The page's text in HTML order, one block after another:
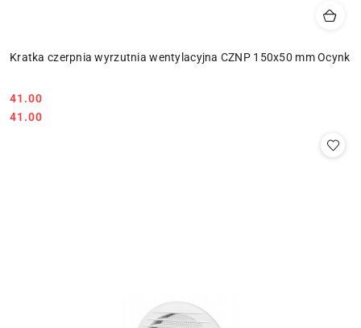
Kratka czerpnia wyrzutnia wentylacyjna CZNP 150x50 mm Ocynk
Cena:
41.00
Cena:
41.00